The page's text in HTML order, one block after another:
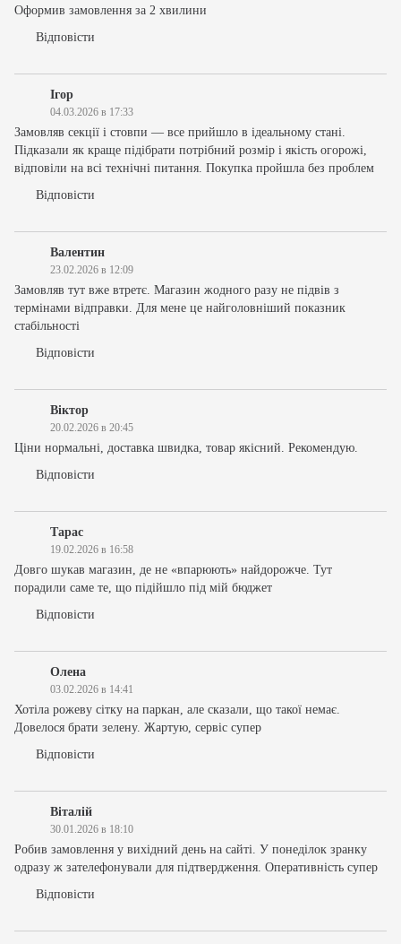
Оформив замовлення за 2 хвилини
Відповісти
Ігор
04.03.2026 в 17:33
Замовляв секції і стовпи — все прийшло в ідеальному стані.
Підказали як краще підібрати потрібний розмір і якість огорожі,
відповіли на всі технічні питання. Покупка пройшла без проблем
Відповісти
Валентин
23.02.2026 в 12:09
Замовляв тут вже втретє. Магазин жодного разу не підвів з
термінами відправки. Для мене це найголовніший показник
стабільності
Відповісти
Віктор
20.02.2026 в 20:45
Ціни нормальні, доставка швидка, товар якісний. Рекомендую.
Відповісти
Тарас
19.02.2026 в 16:58
Довго шукав магазин, де не «впарюють» найдорожче. Тут
порадили саме те, що підійшло під мій бюджет
Відповісти
Олена
03.02.2026 в 14:41
Хотіла рожеву сітку на паркан, але сказали, що такої немає.
Довелося брати зелену. Жартую, сервіс супер
Відповісти
Віталій
30.01.2026 в 18:10
Робив замовлення у вихідний день на сайті. У понеділок зранку
одразу ж зателефонували для підтвердження. Оперативність супер
Відповісти